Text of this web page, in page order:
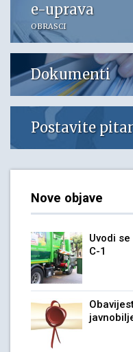
e-uprava
OBRASCI
Dokumenti
Postavite
Nove objave
Uvodi
C-1